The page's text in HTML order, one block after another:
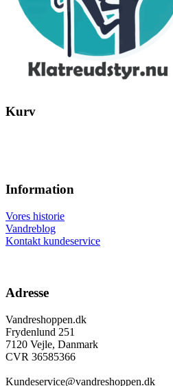
Kurv
Information
Vores historie
Vandreblog
Kontakt kundeservice
Adresse
Vandreshoppen.dk
Frydenlund 251
7120 Vejle, Danmark
CVR 36585366
Kundeservice@vandreshoppen.dk